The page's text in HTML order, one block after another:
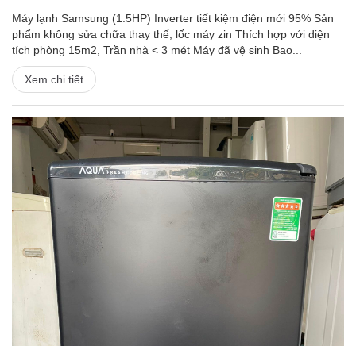
Máy lạnh Samsung (1.5HP) Inverter tiết kiệm điện mới 95% Sản
phẩm không sửa chữa thay thế, lốc máy zin Thích hợp với diện
tích phòng 15m2, Trần nhà < 3 mét Máy đã vệ sinh Bao...
Xem chi tiết